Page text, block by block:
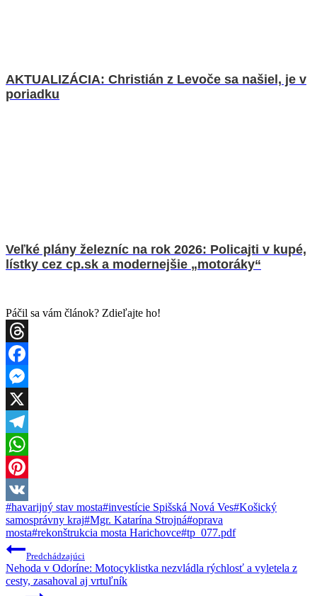
AKTUALIZÁCIA: Christián z Levoče sa našiel, je v
poriadku
Veľké plány železníc na rok 2026: Policajti v kupé,
lístky cez cp.sk a modernejšie „motoráky“
Páčil sa vám článok? Zdieľajte ho!
Threads
Facebook
Messenger
X
Telegram
WhatsApp
Pinterest
VK
Post
Tags:
#havarijný stav mosta#investície Spišská Nová Ves#Košický
samosprávny kraj#Mgr. Katarína Strojná#oprava
mosta#rekonštrukcia mosta Harichovce#tp_077.pdf
Navigácia
v
článku
Predchádzajúci
Nehoda v Odoríne: Motocyklistka nezvládla rýchlosť a vyletela z
cesty, zasahoval aj vrtuľník